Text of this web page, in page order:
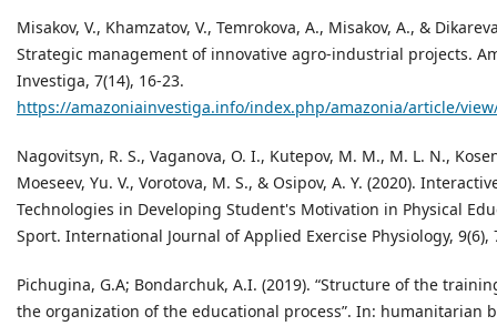
Misakov, V., Khamzatov, V., Temrokova, A., Misakov, A., &
Strategic management of innovative agro-industrial projects.
Investiga, 7(14), 16-23.
https://amazoniainvestiga.info/index.php/amazonia/article/
Nagovitsyn, R. S., Vaganova, O. I., Kutepov, M. M., M. L. N.,
Moeseev, Yu. V., Vorotova, M. S., & Osipov, A. Y. (2020).
Technologies in Developing Student's Motivation in Physical
Sport. International Journal of Applied Exercise Physiology, 9(6),
Pichugina, G.A; Bondarchuk, A.I. (2019). “Structure of the
the organization of the educational process”. In: humanitarian